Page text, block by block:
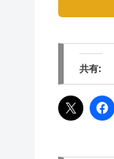
共有: